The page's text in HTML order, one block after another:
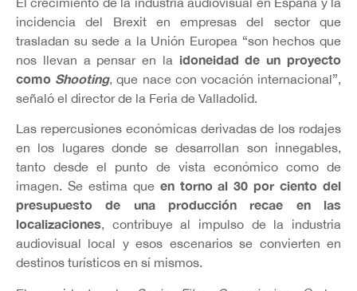
incidencia del Brexit en empresas del sector que
trasladan su sede a la Unión Europea “son hechos que
nos llevan a pensar en la idoneidad de un proyecto
como Shooting, que nace con vocación internacional”,
señaló el director de la Feria de Valladolid.
Las repercusiones económicas derivadas de los rodajes
en los lugares donde se desarrollan son innegables,
tanto desde el punto de vista económico como de
imagen. Se estima que en torno al 30 por ciento del
presupuesto de una producción recae en las
localizaciones, contribuye al impulso de la industria
audiovisual local y esos escenarios se convierten en
destinos turísticos en sí mismos.